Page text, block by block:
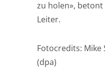
zu holen»,
Leiter.
Fotocredits: Mike
(dpa)